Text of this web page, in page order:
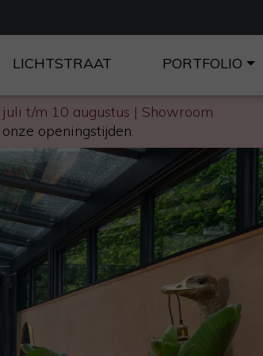
t/m 10 augustus | Showroom
openingstijden.
LICHTSTRAAT PORTFOLIO